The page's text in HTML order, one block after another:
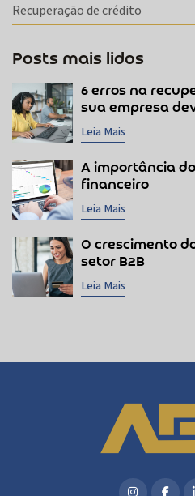
Recuperação de crédito
Posts mais lidos
6 erros na
sua empresa
Leia Mais
A importância
financeiro
Leia Mais
O crescimento
setor B2B
Leia Mais